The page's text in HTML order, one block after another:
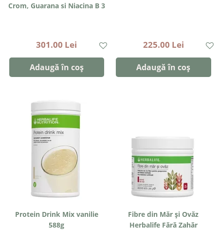
Crom, Guarana si Niacina B 3
301.00 Lei
Adaugă în coș
225.00 Lei
Adaugă în coș
Protein Drink Mix vanilie
588g
Fibre din Măr și Ovăz
Herbalife Fără Zahăr